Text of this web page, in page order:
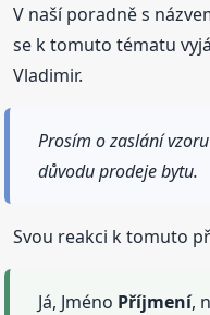
V naší poradně s
se k tomuto tématu
Vladimir.
Prosím o zaslání
důvodu prodeje bytu.
Svou reakci k tomuto
Já, Jméno Příjmení,